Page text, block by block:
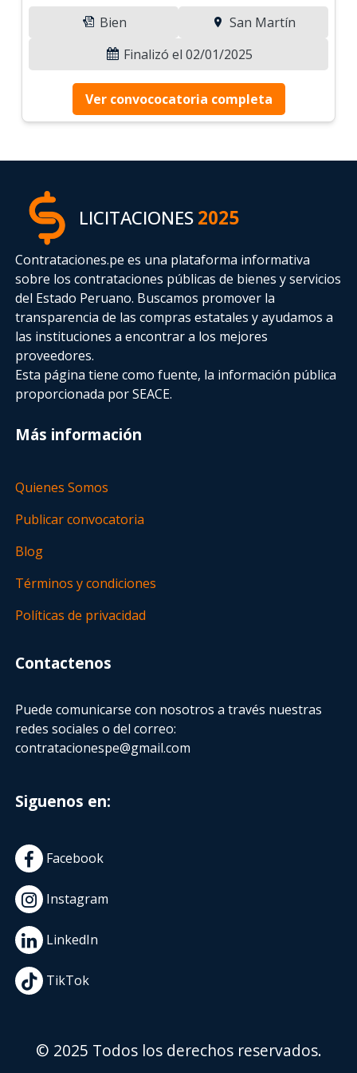
Bien
San Martín
Finalizó el 02/01/2025
Ver convococatoria completa
LICITACIONES2025
Contrataciones.pe es una plataforma informativa
sobre los contrataciones públicas de bienes y servicios
del Estado Peruano. Buscamos promover la
transparencia de las compras estatalesy ayudamos a
las instituciones a encontrar a los mejores
proveedores.
Esta página tiene como fuente, la información pública
proporcionada por SEACE.
Más información
Quienes Somos
Publicar convocatoria
Blog
Términos y condiciones
Políticas de privacidad
Contactenos
Puede comunicarse con nosotros a través nuestras
redes sociales o del correo:
contratacionespe@gmail.com
Siguenos en:
Facebook
Instagram
LinkedIn
TikTok
© 2025 Todos los derechos reservados.